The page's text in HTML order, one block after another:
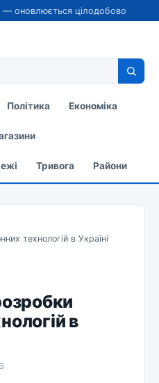
— оновлюється цілодобово
Політика Економіка
Тривога Райони
технологій в Україні
в